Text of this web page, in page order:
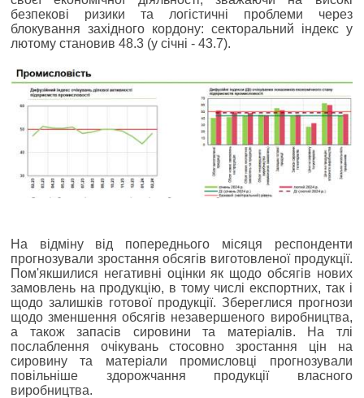
безпекові ризики та логістичні проблеми через
блокування західного кордону: секторальний індекс у
лютому становив 48.3 (у січні - 43.7).
На відміну від попереднього місяця респонденти
прогнозували зростання обсягів виготовленої продукції.
Пом'якшилися негативні оцінки як щодо обсягів нових
замовлень на продукцію, в тому числі експортних, так і
щодо залишків готової продукції. Збереглися прогнози
щодо зменшення обсягів незавершеного виробництва,
а також запасів сировини та матеріалів. На тлі
послаблення очікувань стосовно зростання цін на
сировину та матеріали промисловці прогнозували
повільніше здорожчання продукції власного
виробництва.